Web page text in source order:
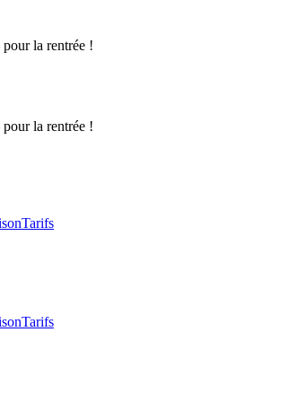
la rentrée !
la rentrée !
Tarifs
Tarifs